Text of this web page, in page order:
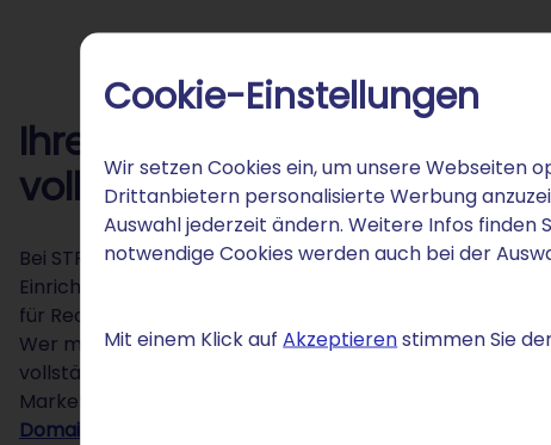
Cookie-Einstellungen
Wir setzen Cookies ein, um unsere Webseiten
Drittanbietern personalisierte Werbung
Auswahl jederzeit ändern. Weitere Infos finden
notwendige Cookies werden auch bei der
Mit einem Klick aufAkzeptierenstimmen Sie
Ihre .attorney-Domain bei
voller Service
Bei STRATO registrieren Sie Ihre .attorney-Domain zu
Einrichtungsgebühren oder unerwartete Folgekosten.
für Rechtsdienstleister, die sensible Mandantendaten
Wer möchte, kombiniert die .attorney-Domain direkt
vollständigen digitalen Auftritt auf – von der
Marketing-Tools. Thematisch verwandt sind die
Domain